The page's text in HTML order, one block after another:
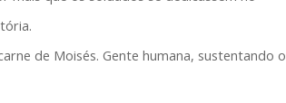
de Moisés. Gente humana, sustentando o